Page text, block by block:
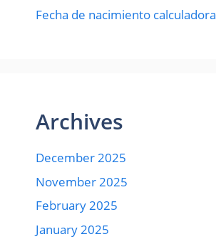
Fecha de nacimiento calculadora
Archives
December 2025
November 2025
February 2025
January 2025